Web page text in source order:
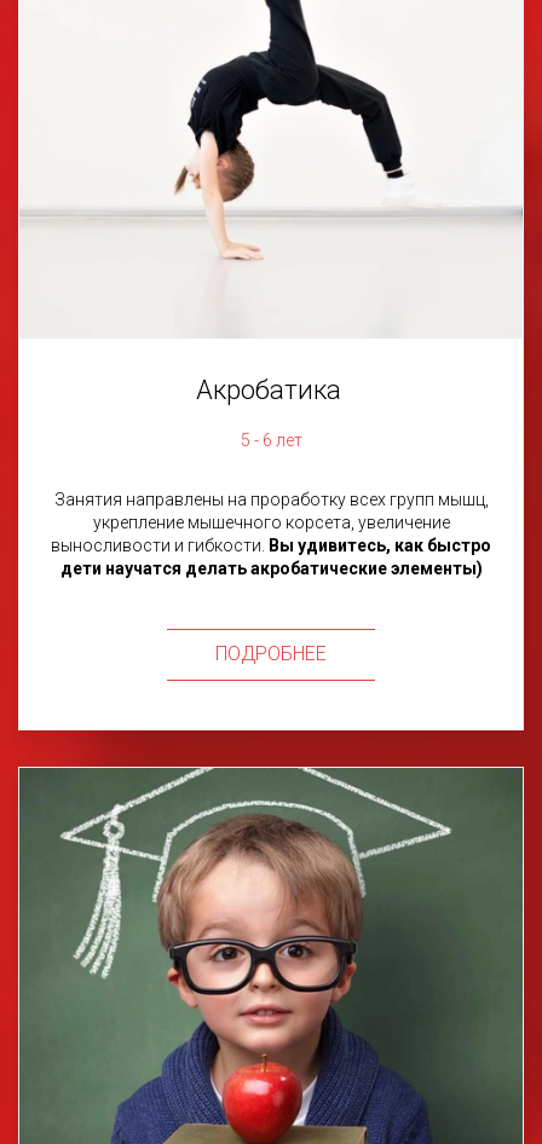
Акробатика
5 - 6 лет
Занятия направлены на проработку всех групп мышц,
укрепление мышечного корсета, увеличение
выносливости и гибкости.
Вы удивитесь, как быстро
дети научатся делать акробатические элементы)
ПОДРОБНЕЕ